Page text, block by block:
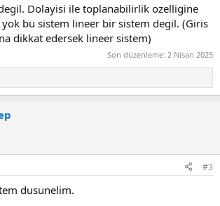
Dolayisi ile toplanabilirlik ozelligine
bu sistem lineer bir sistem degil. (Giris
dikkat edersek lineer sistem)
Son düzenleme: 2 Nisan 2025
#3
dusunelim.